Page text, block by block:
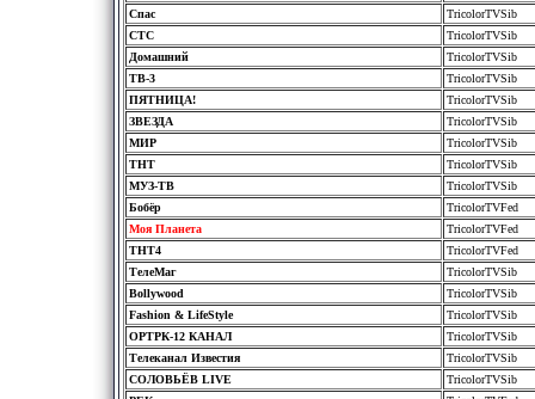
Спас
TricolorTVSib
СТС
TricolorTVSib
Домашний
TricolorTVSib
ТВ-3
TricolorTVSib
ПЯТНИЦА!
TricolorTVSib
ЗВЕЗДА
TricolorTVSib
МИР
TricolorTVSib
ТНТ
TricolorTVSib
МУЗ-ТВ
TricolorTVSib
Бобёр
TricolorTVFed
Моя Планета
TricolorTVFed
ТНТ4
TricolorTVFed
ТелеМаг
TricolorTVSib
Bollywood
TricolorTVSib
Fashion & LifeStyle
TricolorTVSib
ОРТРК-12 КАНАЛ
TricolorTVSib
Телеканал Известия
TricolorTVSib
СОЛОВЬЁВ LIVE
TricolorTVSib